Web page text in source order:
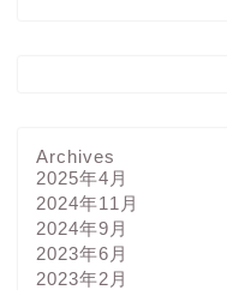
Archives
2025年4月
2024年11月
2024年9月
2023年6月
2023年2月